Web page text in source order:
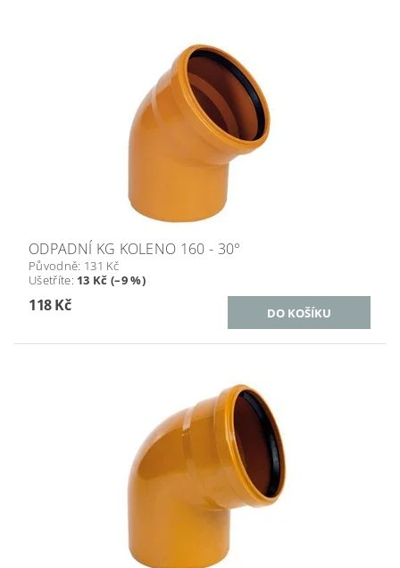
ODPADNÍ KG KOLENO 160 - 30°
Původně: 131 Kč
Ušetříte: 13 Kč (–9 %)
118 Kč